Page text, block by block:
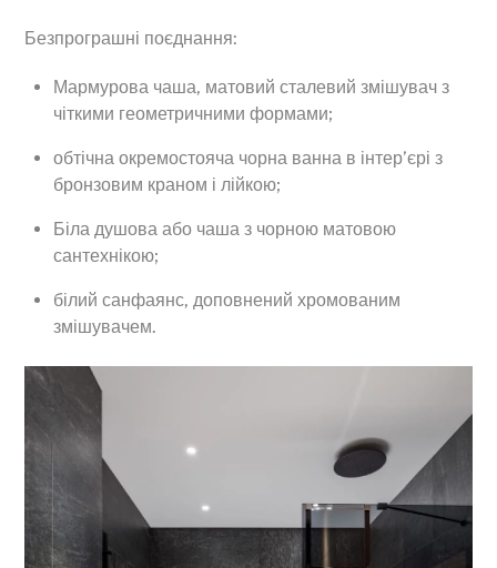
Безпрограшні поєднання:
Мармурова чаша, матовий сталевий змішувач з
чіткими геометричними формами;
обтічна окремостояча чорна ванна в інтер’єрі з
бронзовим краном і лійкою;
Біла душова або чаша з чорною матовою
сантехнікою;
білий санфаянс, доповнений хромованим
змішувачем.